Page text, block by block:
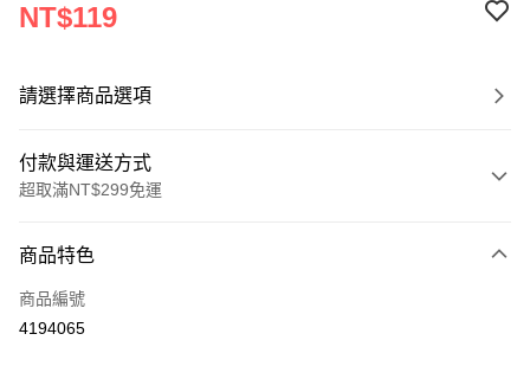
NT$119
請選擇商品選項
付款與運送方式
超取滿NT$299免運
信用卡一次付款
超商取貨付款
商品特色
商品編號
4194065